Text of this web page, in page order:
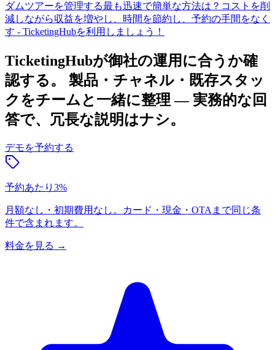
ダムツアーを管理する最も迅速で簡単な方法は？コストを削
減しながら収益を増やし、時間を節約し、予約の手間をなく
す - TicketingHubを利用しましょう！
TicketingHubが御社の運用に合うか確
認する。
製品・チャネル・既存スタッ
クをチームと一緒に整理 — 実務的な回
答で、冗長な説明はナシ。
デモを予約する
予約あたり3%
月額なし・初期費用なし。カード・現金・OTAまで同じ条
件で含まれます。
料金を見る →